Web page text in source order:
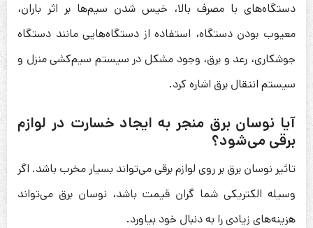
دستگاه‌های با مصرف بالا، خیس شدن سیم‌ها بر اثر باران،
معیوب بودن دستگاه، استفاده از دستگاه‌هایی مانند دستگاه
جوشکاری، رعد و برق، وجود مشکل در سیستم سیم‌کشی منزل و
سیستم انتقال برق اشاره کرد.
آیا نوسان برق منجر به ایجاد خسارت در لوازم
برقی می‌شود؟
تاثیر نوسان برق بر روی لوازم برقی می‌تواند بسیار مخرب باشد. اگر
وسیله الکتریکی شما گران قیمت باشد، نوسان برق می‌تواند
هزینه‌های زیادی را به دنبال خود بیاورد.